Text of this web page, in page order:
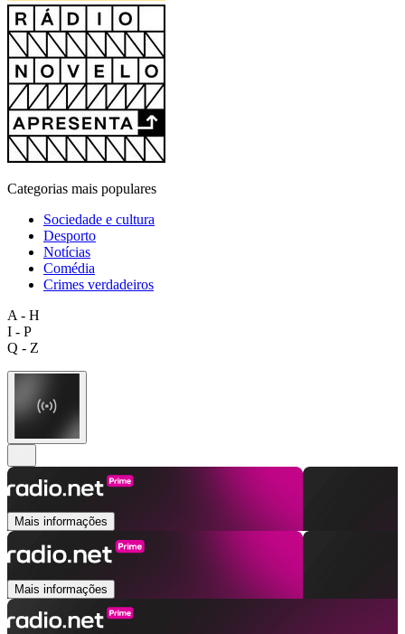
Categorias mais populares
Sociedade e cultura
Desporto
Notícias
Comédia
Crimes verdadeiros
A - H
I - P
Q - Z
Mais informações
Mais informações